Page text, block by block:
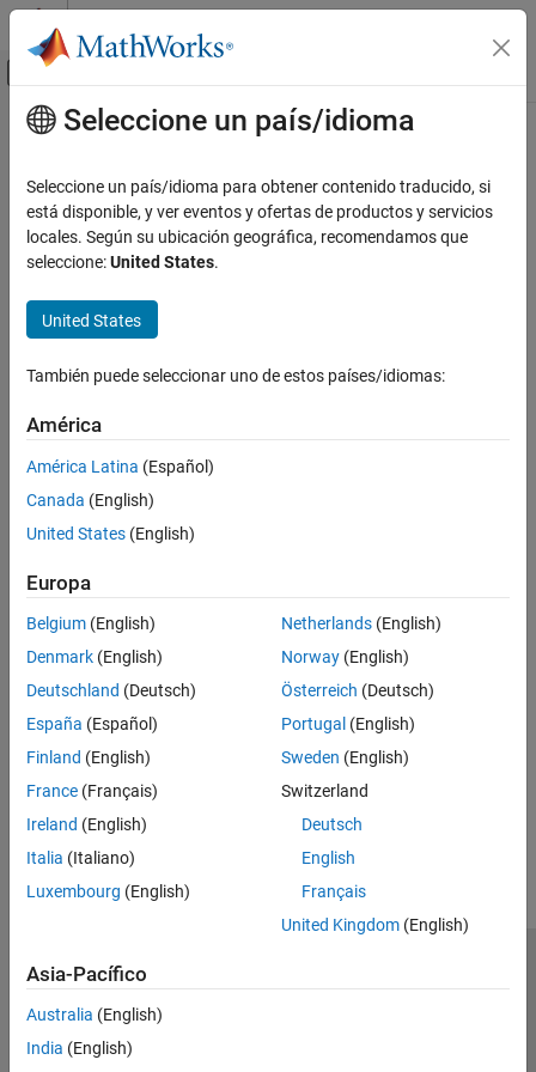
Saltar al contenido
Mostrar/ocultar menú de navegación
Inicio de Documentación
Data Acquisition Toolbox
Data Acquisition Toolbox Supported Hardware
ON THIS PAGE
See Also
Contenido principal
Digilent Analog Discovery
Examples
Getting Started Acquiring Data with Digilent Analog Discovery
Analog Discovery
Generate Standard Periodic Waveforms Using Digilent Analog
Discovery
Generate Arbitrary Periodic Waveforms Using Digilent Analog
See Also
Topics
Analog Devices ADALM1000 Examples
Measurement Computing Hardware Examples
National Instruments Hardware Examples
Windows Sound Card Examples
Seleccione un país/idioma
Seleccione un país/idioma para obtener contenido traducido, si
está disponible, y ver eventos y ofertas de productos y servicios
locales. Según su ubicación geográfica, recomendamos que
seleccione:United States.
United States
También puede seleccionar uno de estos países/idiomas:
América
América Latina (Español)
Canada (English)
United States (English)
Europa
Belgium (English)
Denmark (English)
Deutschland (Deutsch)
España (Español)
Finland (English)
France (Français)
Ireland (English)
Italia (Italiano)
Luxembourg (English)
Netherlands(English)
Norway(English)
Österreich (Deutsch)
Portugal (English)
Sweden (English)
Switzerland
Deutsch
English
Français
United Kingdom(English)
Asia-Pacífico
Australia (English)
India (English)
Centro de confianza
Política de privacidad
Información de contacto